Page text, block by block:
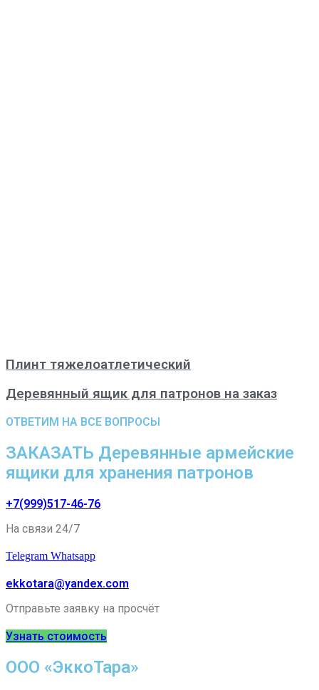
Плинт тяжелоатлетический
Деревянный ящик для патронов на заказ
ОТВЕТИМ НА ВСЕ ВОПРОСЫ
ЗАКАЗАТЬ Деревянные армейские
ящики для хранения патронов
+7(999)517-46-76
На связи 24/7
Telegram Whatsapp
ekkotara@yandex.com
Отправьте заявку на просчёт
Узнать стоимость
ООО «ЭккоТара»